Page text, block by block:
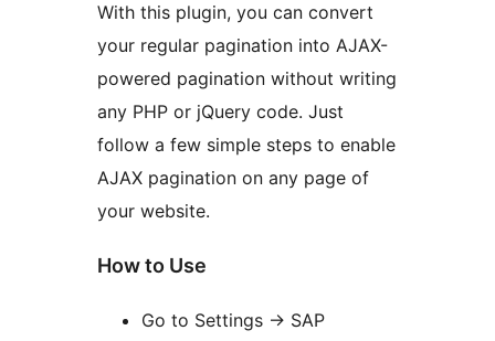
With this plugin, you can convert
your regular pagination into AJAX-
powered pagination without writing
any PHP or jQuery code. Just
follow a few simple steps to enable
AJAX pagination on any page of
your website.
How to Use
Go to Settings → SAP